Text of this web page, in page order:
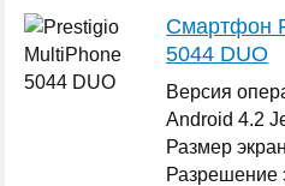
Смартфон
5044 DUO
Версия
Android 4.2
Размер
Разрешение